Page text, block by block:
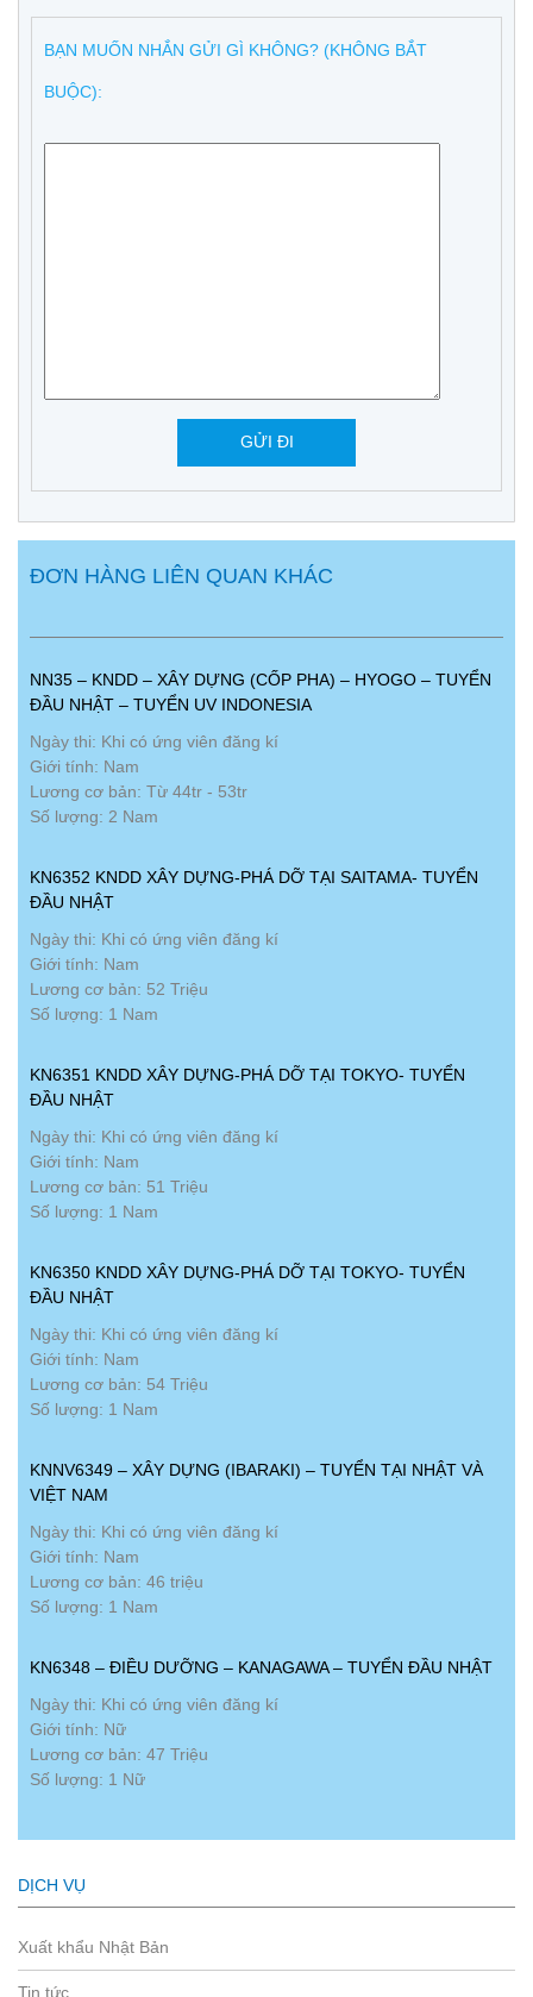
BẠN MUỐN NHẮN GỬI GÌ KHÔNG? (KHÔNG BẮT
BUỘC):
ĐƠN HÀNG LIÊN QUAN KHÁC
NN35 – KNDD – XÂY DỰNG (CỐP PHA) – HYOGO – TUYỂN
ĐẦU NHẬT – TUYỂN UV INDONESIA
Ngày thi: Khi có ứng viên đăng kí
Giới tính: Nam
Lương cơ bản: Từ 44tr - 53tr
Số lượng: 2 Nam
KN6352 KNDD XÂY DỰNG-PHÁ DỠ TẠI SAITAMA- TUYỂN
ĐẦU NHẬT
Ngày thi: Khi có ứng viên đăng kí
Giới tính: Nam
Lương cơ bản: 52 Triệu
Số lượng: 1 Nam
KN6351 KNDD XÂY DỰNG-PHÁ DỠ TẠI TOKYO- TUYỂN
ĐẦU NHẬT
Ngày thi: Khi có ứng viên đăng kí
Giới tính: Nam
Lương cơ bản: 51 Triệu
Số lượng: 1 Nam
KN6350 KNDD XÂY DỰNG-PHÁ DỠ TẠI TOKYO- TUYỂN
ĐẦU NHẬT
Ngày thi: Khi có ứng viên đăng kí
Giới tính: Nam
Lương cơ bản: 54 Triệu
Số lượng: 1 Nam
KNNV6349 – XÂY DỰNG (IBARAKI) – TUYỂN TẠI NHẬT VÀ
VIỆT NAM
Ngày thi: Khi có ứng viên đăng kí
Giới tính: Nam
Lương cơ bản: 46 triệu
Số lượng: 1 Nam
KN6348 – ĐIỀU DƯỠNG – KANAGAWA – TUYỂN ĐẦU NHẬT
Ngày thi: Khi có ứng viên đăng kí
Giới tính: Nữ
Lương cơ bản: 47 Triệu
Số lượng: 1 Nữ
DỊCH VỤ
Xuất khẩu Nhật Bản
Tin tức